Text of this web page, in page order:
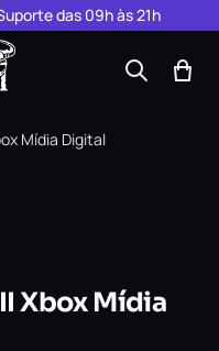
das 09h às 21h
Mídia Digital
Xbox Mídia